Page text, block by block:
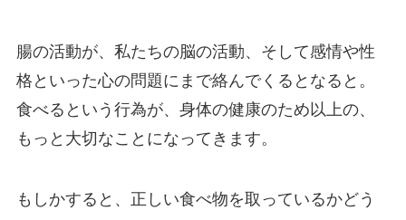
腸の活動が、私たちの脳の活動、そして感情や性
格といった心の問題にまで絡んでくるとなると。
食べるという行為が、身体の健康のため以上の、
もっと大切なことになってきます。
もしかすると、正しい食べ物を取っているかどう